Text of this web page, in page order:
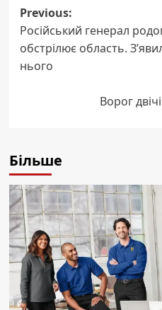
Post
navigation
Previous:
Російський генерал
обстрілює область.
нього
Ворог
Більше